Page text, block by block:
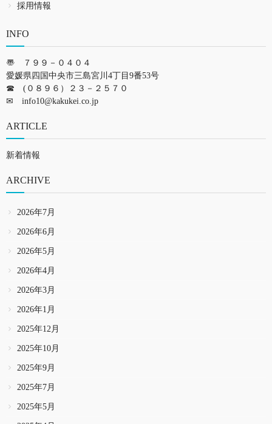
採用情報
INFO
〠 ７９９－０４０４
愛媛県四国中央市三島宮川4丁目9番53号
☎ (０８９６）２３－２５７０
✉ info10@kakukei.co.jp
ARTICLE
新着情報
ARCHIVE
2026年7月
2026年6月
2026年5月
2026年4月
2026年3月
2026年1月
2025年12月
2025年10月
2025年9月
2025年7月
2025年5月